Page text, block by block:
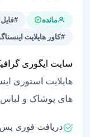
مائده #فایل
#کاور هایلایت
سایت ایگوری
هایلایت استوری
های پوشاک و لباس
دریافت فوری پس